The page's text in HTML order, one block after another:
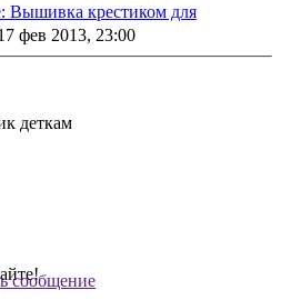
Вышивка крестиком для
фев 2013, 23:00
деткам